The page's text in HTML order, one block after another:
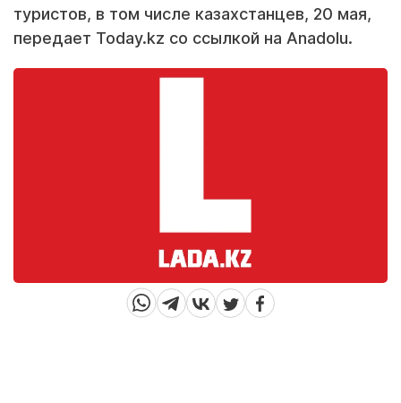
туристов, в том числе казахстанцев, 20 мая,
передает Today.kz со ссылкой на Anadolu.